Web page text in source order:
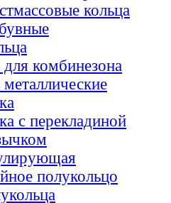
кольца
комбинезона
с перекладиной
полукольцо